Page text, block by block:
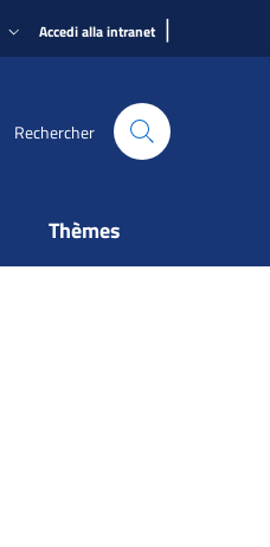
Accedi alla intranet |
Rechercher
Thèmes